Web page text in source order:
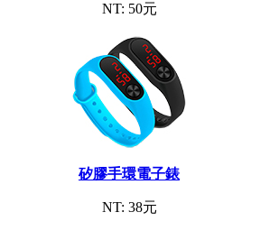
NT: 50元
矽膠手環電子錶
NT: 38元